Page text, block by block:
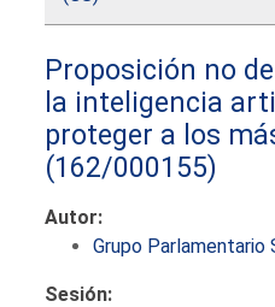
Proposición no
la inteligencia
proteger a los
(162/000155)
Autor:
Grupo Parlamentario
Sesión: